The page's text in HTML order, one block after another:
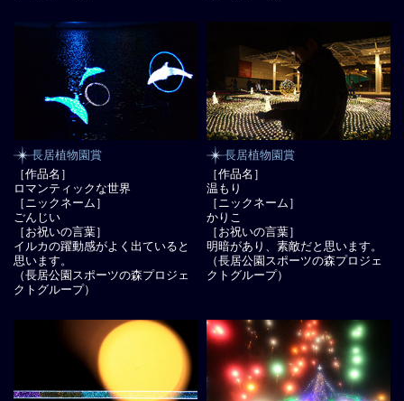
長居植物園賞
［作品名］
ロマンティックな世界
［ニックネーム］
ごんじい
［お祝いの言葉］
イルカの躍動感がよく出ていると
思います。
（長居公園スポーツの森プロジェ
クトグループ）
長居植物園賞
［作品名］
温もり
［ニックネーム］
かりこ
［お祝いの言葉］
明暗があり、素敵だと思います。
（長居公園スポーツの森プロジェ
クトグループ）